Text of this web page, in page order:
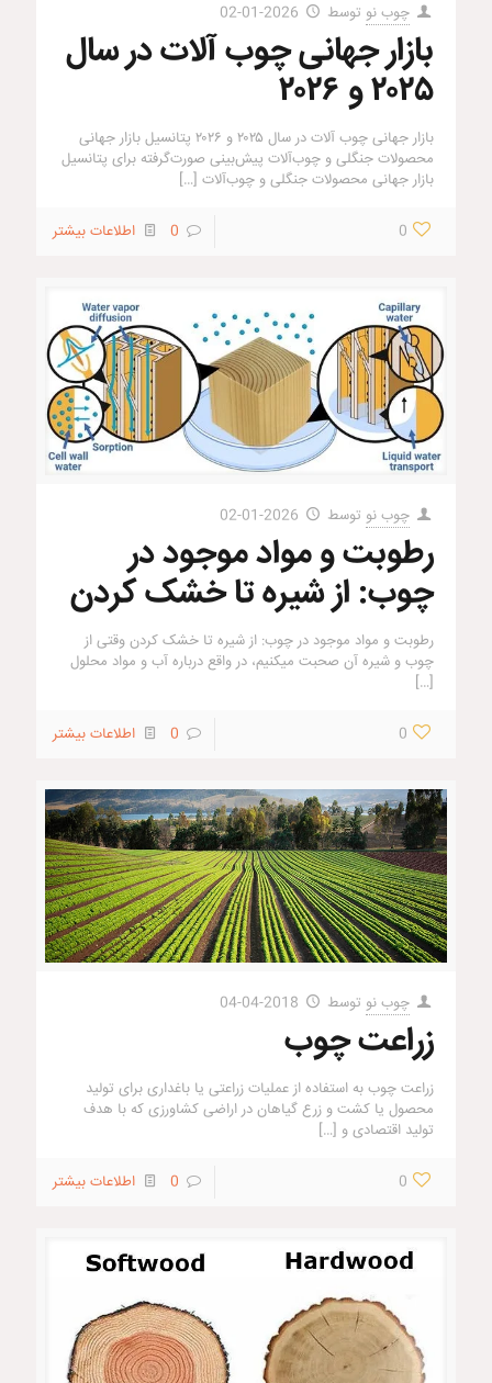
چوب نو توسط 2026-01-02
بازار جهانی چوب آلات در سال
۲۰۲۵ و ۲۰۲۶
بازار جهانی چوب آلات در سال ۲۰۲۵ و ۲۰۲۶ پتانسیل بازار جهانی
محصولات جنگلی و چوب‌آلات پیش‌بینی صورت‌گرفته برای پتانسیل
بازار جهانی محصولات جنگلی و چوب‌آلات […]
0
0 اطلاعات بیشتر
چوب نو توسط 2026-01-02
رطوبت و مواد موجود در
چوب: از شیره تا خشک کردن
رطوبت و مواد موجود در چوب: از شیره تا خشک کردن وقتی از
چوب و شیره آن صحبت میکنیم، در واقع درباره آب و مواد محلول
[…]
0
0 اطلاعات بیشتر
چوب نو توسط 2018-04-04
زراعت چوب
زراعت چوب به استفاده از عملیات زراعتی یا باغداری برای تولید
محصول یا کشت و زرع گیاهان در اراضی کشاورزی که با هدف
تولید اقتصادی و […]
0
0 اطلاعات بیشتر